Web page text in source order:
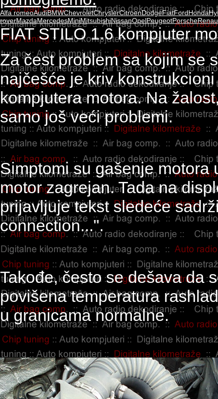
Alfa romeoAudiBMWChevroletChryslerCitroenDodgeFiatFordHonda
roverMazdaMercedesMiniMitsubishiNissanOpelPeugeotPorsche
FIAT STILO 1.6 kompjuter
Za čest problem sa kojim se
najčešće je kriv
kompjutera motora. Na
samo još veći problemi.
Simptomi su gašenje motora
motor zagrejan. Tada na
prijavljuje tekst sledeće
connection...".
Takođe, često se dešava da
povišena temperatura
u granicama normalne.